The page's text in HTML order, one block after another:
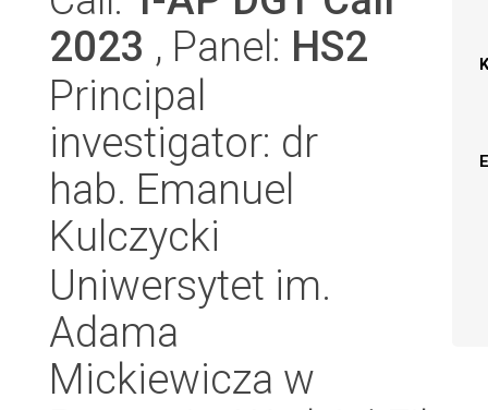
2023 , Panel: HS2
Principal
investigator: dr
hab. Emanuel
Kulczycki
Uniwersytet im.
Adama
Mickiewicza w